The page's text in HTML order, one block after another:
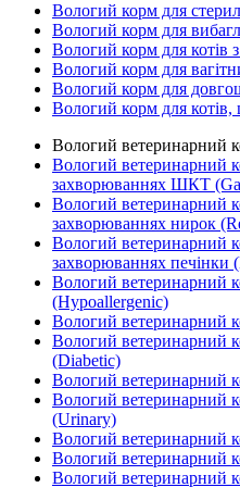
Вологий корм для
Вологий корм для
Вологий корм для котів
Вологий корм для
Вологий корм для
Вологий корм для
Вологий ветеринарний
Вологий ветеринарний
захворюваннях ШКТ
Вологий ветеринарний
захворюваннях нирок
Вологий ветеринарний
захворюваннях печінки
Вологий ветеринарний
(Hypoallergenic)
Вологий ветеринарний
Вологий ветеринарний
(Diabetic)
Вологий ветеринарний
Вологий ветеринарний
(Urinary)
Вологий ветеринарний
Вологий ветеринарний
Вологий ветеринарний